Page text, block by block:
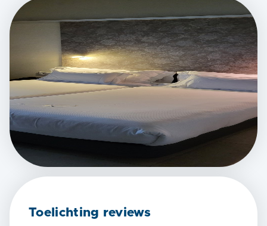
Toelichting reviews